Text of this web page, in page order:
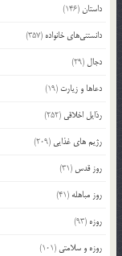
داستان (146)
دانستنی‌های خانواده (357)
دجال (29)
دعاها و زیارت (19)
رذایل اخلاقی (252)
رژیم های غذایی (209)
روز قدس (31)
روز مباهله (41)
روزه (93)
روزه و سلامتی (101)